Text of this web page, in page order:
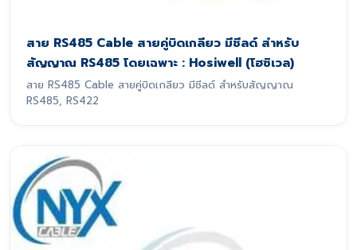
สาย RS485 Cable สายคู่บิดเกลียว มีชีลด์ สำหรับ
สัญญาณ RS485 โดยเฉพาะ : Hosiwell (โฮซิเวล)
สาย RS485 Cable สายคู่บิดเกลียว มีชีลด์ สำหรับสัญญาณ
RS485, RS422